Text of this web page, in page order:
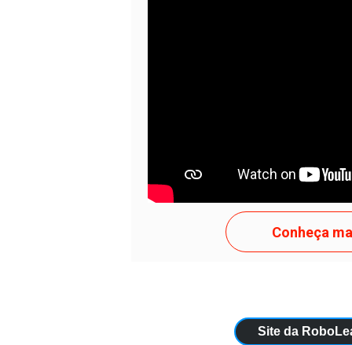
Conheça
Site da